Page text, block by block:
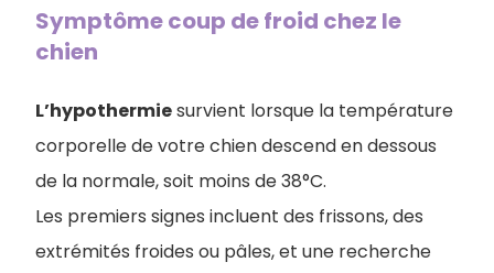
Symptôme coup de froid chez le
chien
L’hypothermiesurvient lorsque la température
corporelle de votre chien descend en dessous
de la normale, soit moins de 38°C.
Les premiers signes incluent des frissons, des
extrémités froides ou pâles, et une recherche